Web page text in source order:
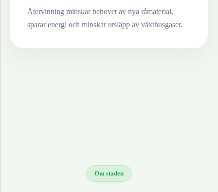
Återvinning minskar behovet av nya råmaterial,
sparar energi och minskar utsläpp av växthusgaser.
Om staden